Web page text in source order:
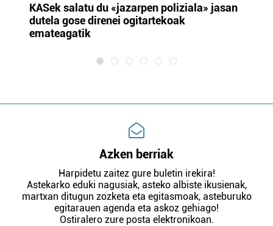
KASek salatu du «jazarpen poliziala» jasan
dutela gose direnei ogitartekoak
emateagatik
Azken berriak
Harpidetu zaitez gure buletin irekira!
Astekarko eduki nagusiak, asteko albiste ikusienak,
martxan ditugun zozketa eta egitasmoak, asteburuko
egitarauen agenda eta askoz gehiago!
Ostiralero zure posta elektronikoan.